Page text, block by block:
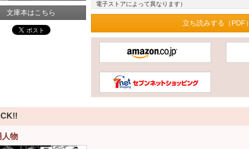
文庫本はこちら
電子ストアによって異なります）
立ち読みする（PDF）
人物